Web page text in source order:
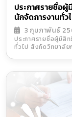
ประกาศรายชื่อ
นักจัดการงานทั่
3 กุมภาพันธ์
ประกาศรายชื่อผู้มีสิทธิ์เข้ารับ
ทั่วไป สังกัดวิทยาลั